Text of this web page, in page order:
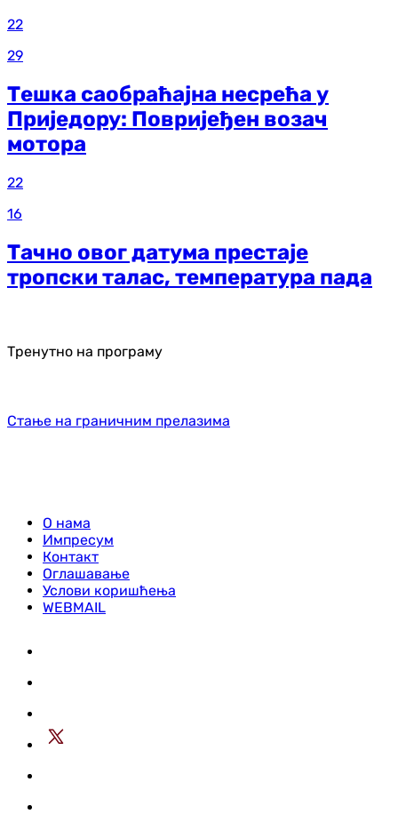
22
29
Тешка саобраћајна несрећа у
Приједору: Повријеђен возач
мотора
22
16
Тачно овог датума престаје
тропски талас, температура пада
Тренутно на програму
Стање на граничним прелазима
О нама
Импресум
Контакт
Оглашавање
Услови коришћења
WEBMAIL